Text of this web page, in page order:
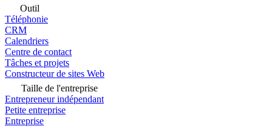
Outil
Téléphonie
CRM
Calendriers
Centre de contact
Tâches et projets
Constructeur de sites Web
Taille de l'entreprise
Entrepreneur indépendant
Petite entreprise
Entreprise